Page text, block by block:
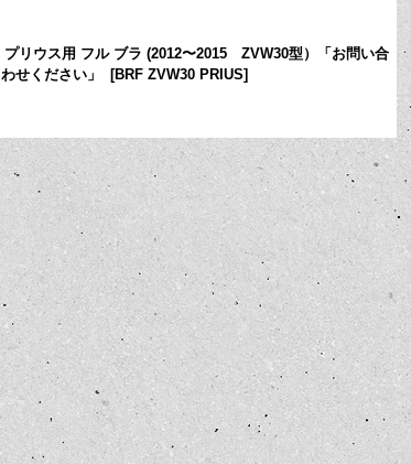
プリウス用 フル ブラ (2012〜2015 ZVW30型）「お問い合
わせください」
[BRF ZVW30 PRIUS]